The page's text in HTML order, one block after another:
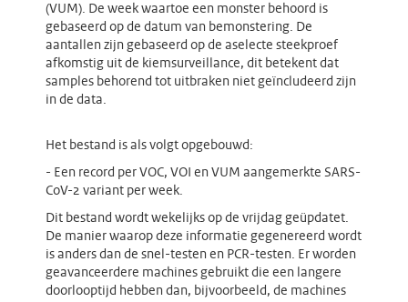
(VUM). De week waartoe een monster behoord is
gebaseerd op de datum van bemonstering. De
aantallen zijn gebaseerd op de aselecte steekproef
afkomstig uit de kiemsurveillance, dit betekent dat
samples behorend tot uitbraken niet geïncludeerd zijn
in de data.
Het bestand is als volgt opgebouwd:
- Een record per VOC, VOI en VUM aangemerkte SARS-
CoV-2 variant per week.
Dit bestand wordt wekelijks op de vrijdag geüpdatet.
De manier waarop deze informatie gegenereerd wordt
is anders dan de snel-testen en PCR-testen. Er worden
geavanceerdere machines gebruikt die een langere
doorlooptijd hebben dan, bijvoorbeeld, de machines